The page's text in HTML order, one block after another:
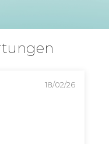
18/02/26